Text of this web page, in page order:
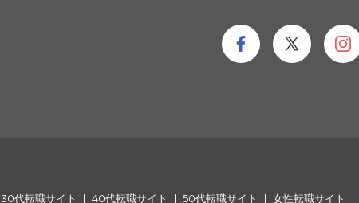
30代転職サイト 40代転職サイト 50代転職サイト 女性転職サイト